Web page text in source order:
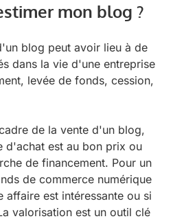
mon blog ?
blog peut avoir lieu à de
dans la vie d'une entreprise
levée de fonds, cession,
de la vente d'un blog,
d'achat est au bon prix ou
de financement. Pour un
de commerce numérique
affaire est intéressante ou si
valorisation est un outil clé